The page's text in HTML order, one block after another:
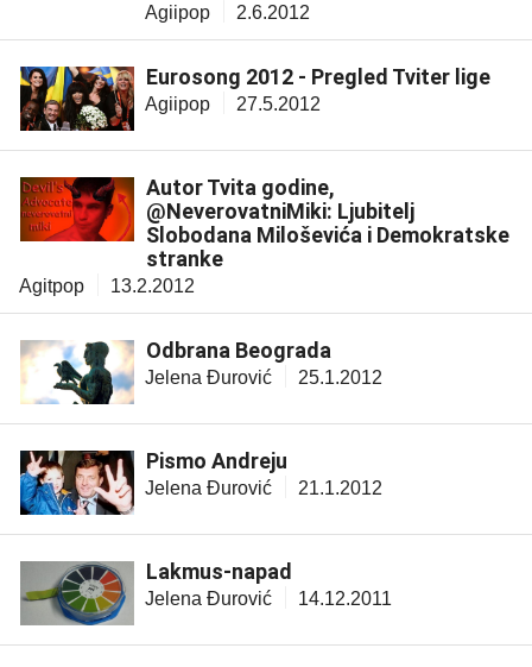
Agiipop 2.6.2012
Eurosong 2012 - Pregled Tviter lige
Agiipop 27.5.2012
Autor Tvita godine,
@NeverovatniMiki: Ljubitelj
Slobodana Miloševića i Demokratske
stranke
Agitpop 13.2.2012
Odbrana Beograda
Jelena Đurović 25.1.2012
Pismo Andreju
Jelena Đurović 21.1.2012
Lakmus-napad
Jelena Đurović 14.12.2011